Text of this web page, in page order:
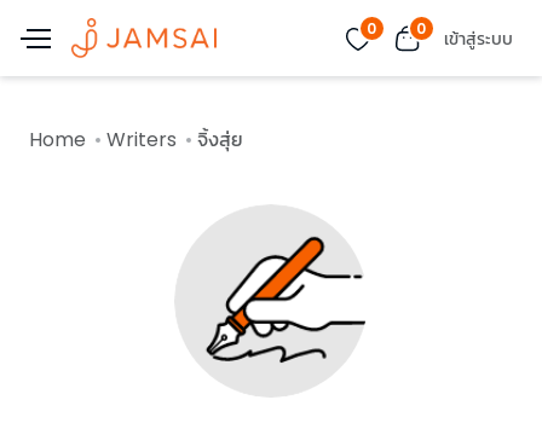
0 0 เข้าสู่ระบบ
Home Writers จิ้งสุ่ย